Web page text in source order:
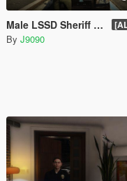
Male LSSD Sheriff Badge Fix
By J9090